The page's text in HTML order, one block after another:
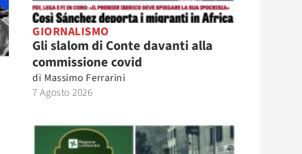
GIORNALISMO
Gli slalom di Conte davanti alla
commissione covid
di Massimo Ferrarini
7 Agosto 2026